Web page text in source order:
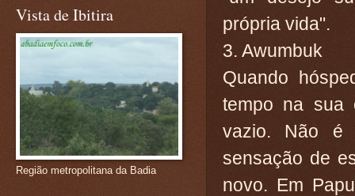
própria vida".
3. Awumbuk
Quando
tempo na sua
vazio. Não é
sensação de
novo. Em
Vista de Ibitira
Região metropolitana da Badia